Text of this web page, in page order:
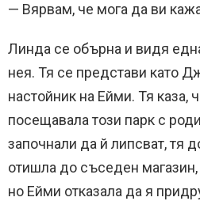
— Вярвам, че мога да ви
Линда се обърна и видя
нея. Тя се представи като
настойник на Ейми. Тя каза,
посещавала този парк с
започнали да й липсват, тя
отишла до съседен
но Ейми отказала да я